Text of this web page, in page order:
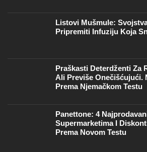
Listovi Mušmule:
Pripremiti Infuziju Koja
Praškasti Deterdženti Za
Ali Previše Onečišćujući.
Prema Njemačkom Testu
Panettone: 4
Supermarketima I
Prema Novom Testu